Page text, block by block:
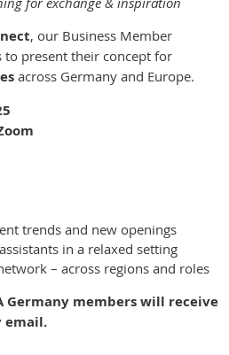
, our Business Member
present their concept for
across Germany and Europe.
trends and new openings
in a relaxed setting
– across regions and roles
Germany members will receive
email.